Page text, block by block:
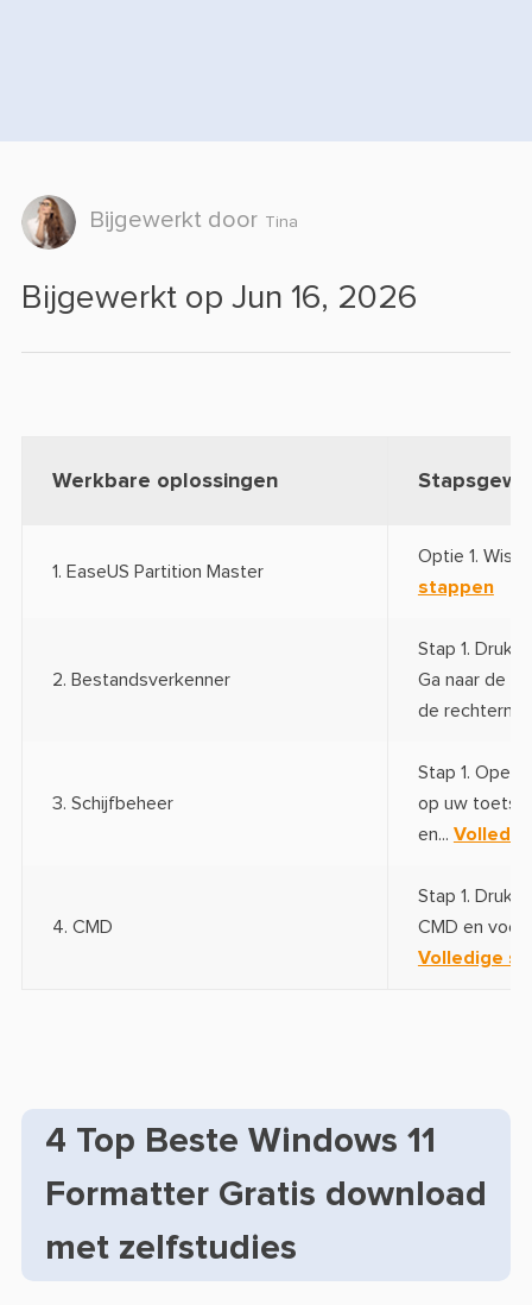
Bijgewerkt door Tina
Bijgewerkt op Jun 16, 2026
Werkbare oplossingen
1. EaseUS Partition Master
Optie 1. Wis
stappen
2. Bestandsverkenner
Stap 1. Druk
Ga naar de
de
3. Schijfbeheer
Stap 1. Open
op uw
en...
4. CMD
Stap 1. Druk
CMD en voer
Volledige
4 Top Beste Windows 11
Formatter Gratis download
met zelfstudies